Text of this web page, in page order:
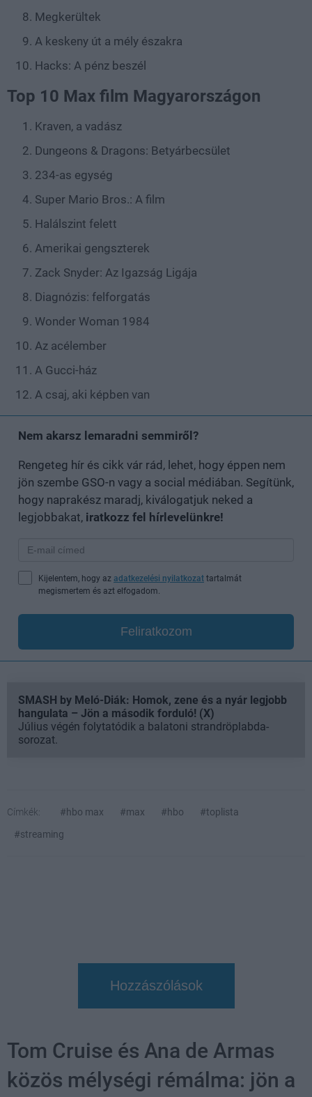
Megkerültek
A keskeny út a mély északra
Hacks: A pénz beszél
Top 10 Max film Magyarországon
Kraven, a vadász
Dungeons & Dragons: Betyárbecsület
234-as egység
Super Mario Bros.: A film
Halálszint felett
Amerikai gengszterek
Zack Snyder: Az Igazság Ligája
Diagnózis: felforgatás
Wonder Woman 1984
Az acélember
A Gucci-ház
A csaj, aki képben van
Nem akarsz lemaradni semmiről?
Rengeteg hír és cikk vár rád, lehet, hogy éppen nem
jön szembe GSO-n vagy a social médiában. Segítünk,
hogy naprakész maradj, kiválogatjuk neked a
legjobbakat, iratkozz fel hírlevelünkre!
Kijelentem, hogy az adatkezelési nyilatkozat tartalmát
megismertem és azt elfogadom.
Feliratkozom
SMASH by Meló-Diák: Homok, zene és a nyár legjobb
hangulata – Jön a második forduló! (X)
Július végén folytatódik a balatoni strandröplabda-
sorozat.
Címkék: #hbo max #max #hbo
#toplista
#streaming
Hozzászólások
Tom Cruise és Ana de Armas
közös mélységi rémálma: jön a